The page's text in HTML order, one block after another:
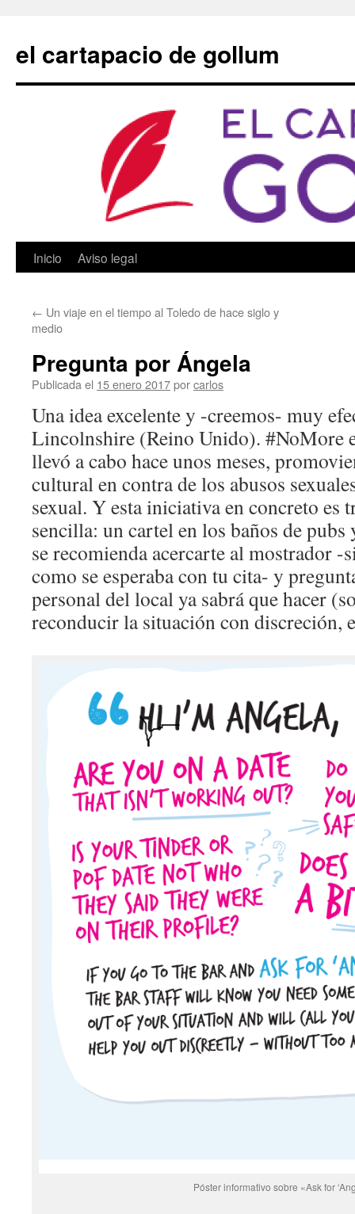
contenido
el cartapacio de gollum
Inicio Aviso legal
← Un viaje en el tiempo al Toledo de hace siglo y
medio
Pregunta por Ángela
Publicada el 15 enero 2017porcarlos
Una idea excelente y -creemos- muy
Lincolnshire (Reino Unido). #NoMore
llevó a cabo hace unos meses,
cultural en contra de los abusos
sexual. Y esta iniciativa en concreto es
sencilla: un cartel en los baños de pubs
se recomienda acercarte al mostrador -
como se esperaba con tu cita- y
personal del local ya sabrá que hacer
reconducir la situación con discreción,
Póster informativo sobre «Ask for